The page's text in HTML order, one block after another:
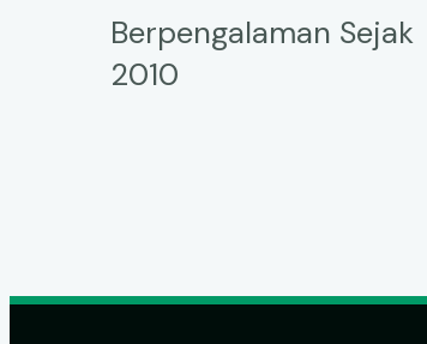
Berpengalaman Sejak
2010